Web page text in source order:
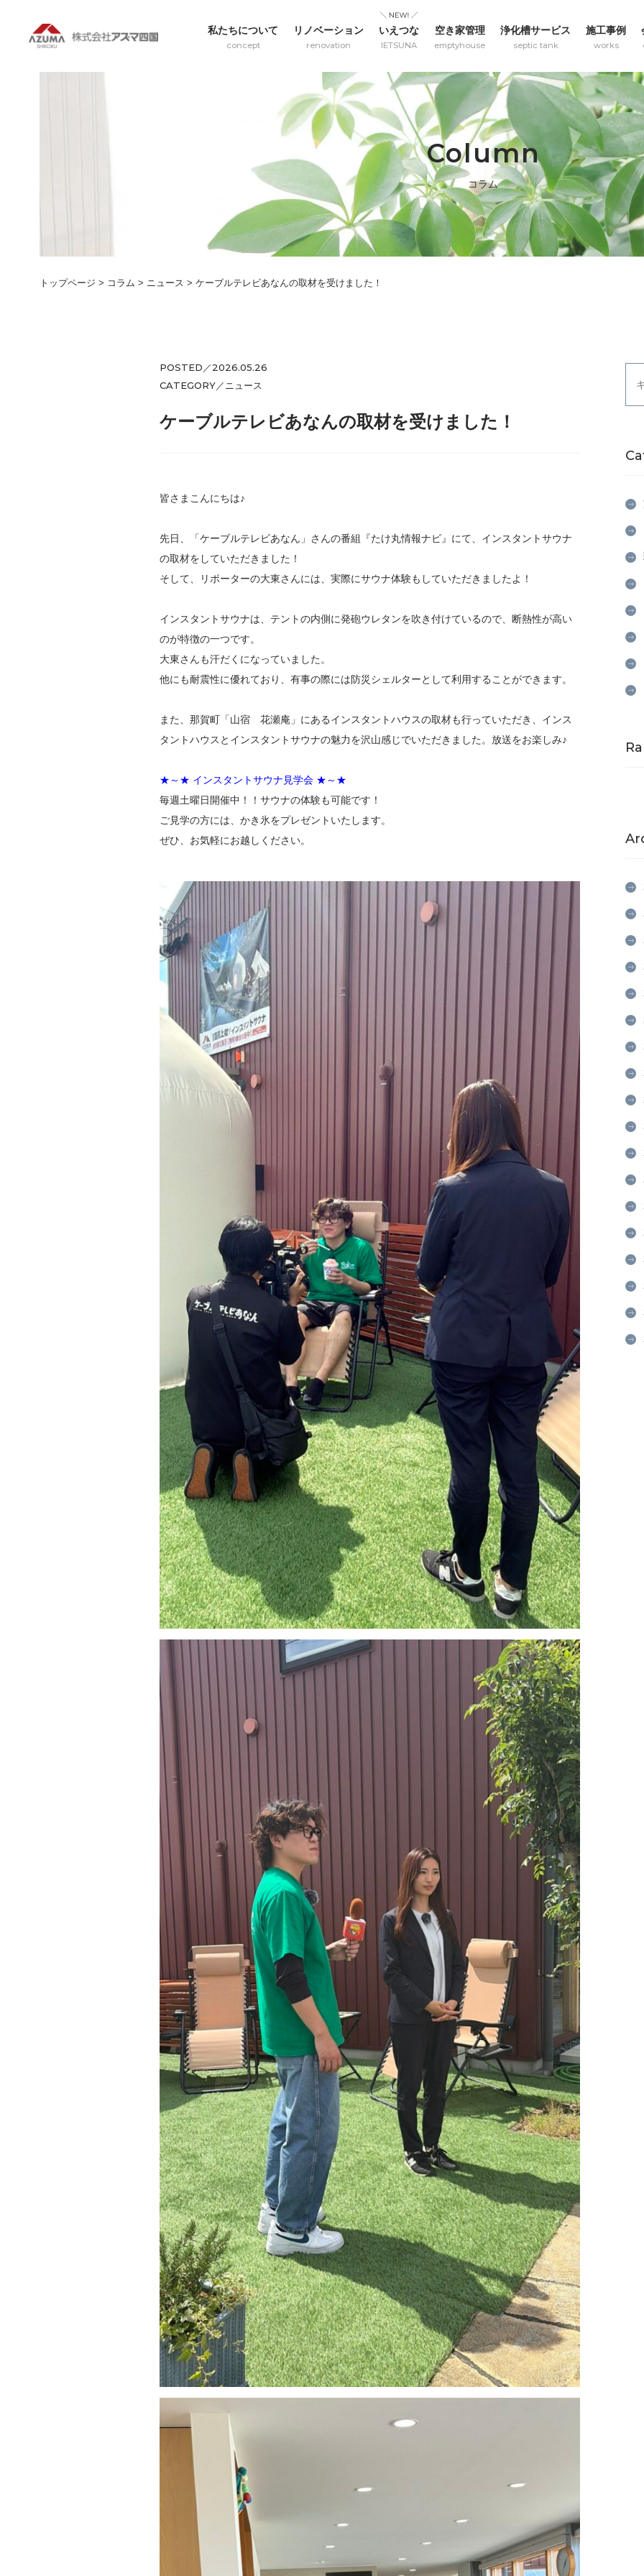
私たちについて
concept
リノベーション
renovation
いえつな
IETSUNA
空き家管理
emptyhouse
浄化槽サービス
septic tank
施工事例
works
Column
コラム
トップページ > コラム > ニュース > ケーブルテレビあなんの取材を受けました！
POSTED／2026.05.26
CATEGORY／ ニュース
ケーブルテレビあなんの取材を受けました！
皆さまこんにちは♪
先日、「ケーブルテレビあなん」さんの番組『たけ丸情報ナビ』にて、インスタントサウナ
の取材をしていただきました！
そして、リポーターの大東さんには、実際にサウナ体験もしていただきましたよ！
インスタントサウナは、テントの内側に発砲ウレタンを吹き付けているので、断熱性が高い
のが特徴の一つです。
大東さんも汗だくになっていました。
他にも耐震性に優れており、有事の際には防災シェルターとして利用することができます。
また、那賀町「山宿 花瀬庵」にあるインスタントハウスの取材も行っていただき、インス
タントハウスとインスタントサウナの魅力を沢山感じでいただきました。放送をお楽しみ♪
★～★ インスタントサウナ見学会 ★～★
毎週土曜日開催中！！サウナの体験も可能です！
ご見学の方には、かき氷をプレゼントいたします。
ぜひ、お気軽にお越しください。